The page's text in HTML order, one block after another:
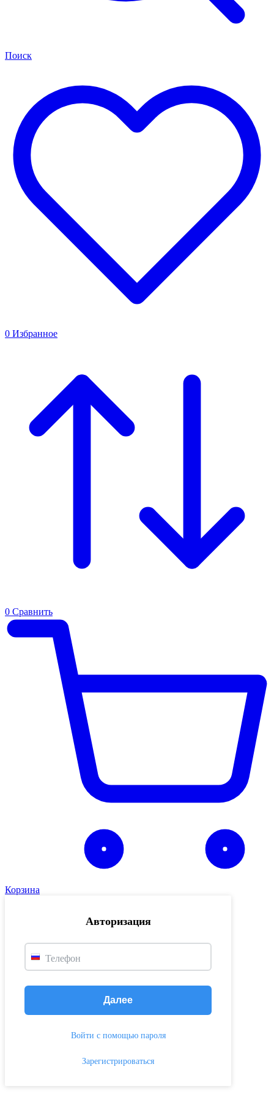
Поиск
0 Избранное
0 Сравнить
Корзина
Авторизация
Телефон
Далее
Войти с помощью пароля
Зарегистрироваться